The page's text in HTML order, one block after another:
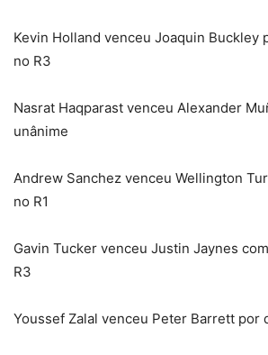
Kevin Holland venceu Joaquin Buckley
no R3
Nasrat Haqparast venceu Alexander
unânime
Andrew Sanchez venceu Wellington
no R1
Gavin Tucker venceu Justin Jaynes
R3
Youssef Zalal venceu Peter Barrett por